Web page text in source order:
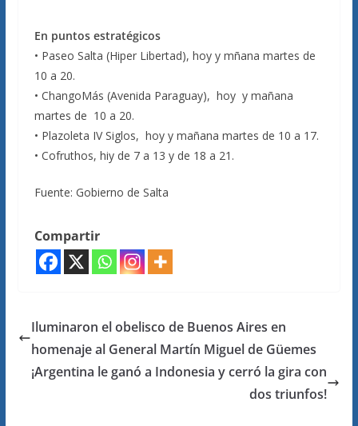
En puntos estratégicos
• Paseo Salta (Hiper Libertad), hoy y mñana martes de
10 a 20.
• ChangoMás (Avenida Paraguay), hoy y mañana
martes de 10 a 20.
• Plazoleta IV Siglos, hoy y mañana martes de 10 a 17.
• Cofruthos, hiy de 7 a 13 y de 18 a 21.
Fuente: Gobierno de Salta
Compartir
Iluminaron el obelisco de Buenos Aires en
homenaje al General Martín Miguel de Güemes
¡Argentina le ganó a Indonesia y cerró la gira con
dos triunfos!